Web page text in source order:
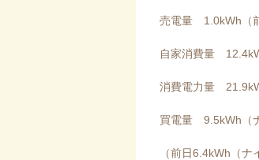
売電量 1.0kWh（
自家消費量
消費電力量
買電量 9.5kWh（
（前日6.4kWh（